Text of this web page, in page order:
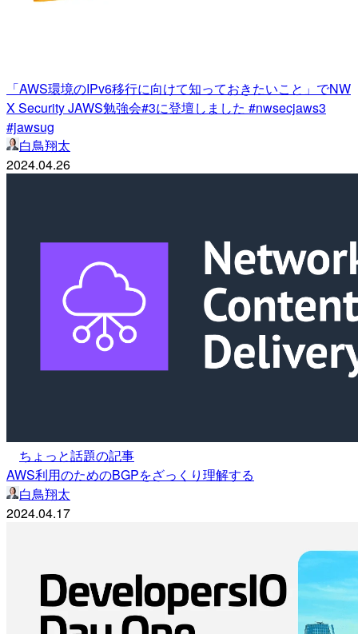
「AWS環境のIPv6移行に向けて知っておきたいこと」でNW
X Security JAWS勉強会#3に登壇しました #nwsecjaws3
#jawsug
白鳥翔太
2024.04.26
ちょっと話題の記事
AWS利用のためのBGPをざっくり理解する
白鳥翔太
2024.04.17